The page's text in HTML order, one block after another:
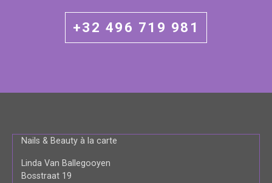
+32 496 719 981
Nails & Beauty à la carte
Linda Van Ballegooyen
Bosstraat 19